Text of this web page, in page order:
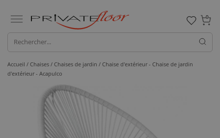
0
Accueil / Chaises / Chaises de jardin / Chaise d'extérieur - Chaise de jardin
d'extérieur - Acapulco